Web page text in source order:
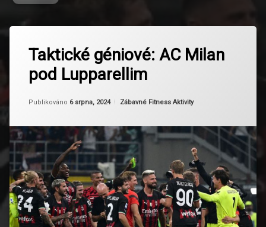
Taktické géniové: AC Milan
pod Lupparellim
Publikováno 6 srpna, 2024
Aktualizováno 6 srpna, 2024
Od Ruby
Kategorie:
Zábavné Fitness Aktivity
Milan
soutěže
Fotbalová
historie
Fotbalová
kultura
Fotbalové
legendy
komentář
na
Taktické
géniové:
Milan